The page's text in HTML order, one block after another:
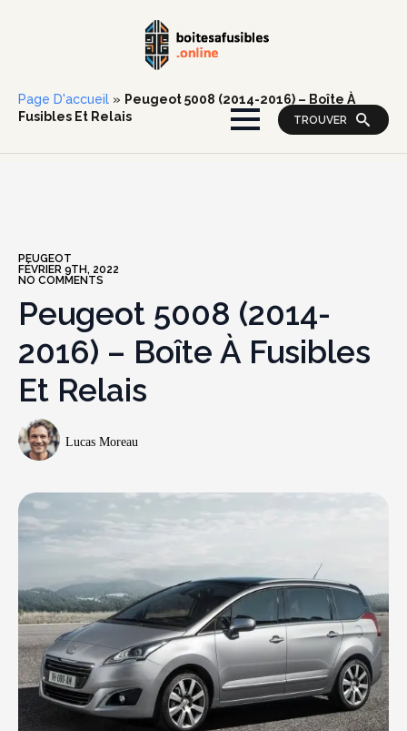
TROUVER
Page D'accueil » Peugeot 5008 (2014-2016) – Boîte À
Fusibles Et Relais
PEUGEOT
FÉVRIER 9TH, 2022
NO COMMENTS
Peugeot 5008 (2014-
2016) – Boîte À Fusibles
Et Relais
Lucas Moreau